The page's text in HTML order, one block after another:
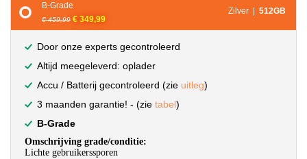
B-Grade
€ 459,99 € 349,99
Zilver | 512GB
Door onze experts gecontroleerd
Altijd meegeleverd: oplader
Accu / Batterij gecontroleerd (zie uitleg)
3 maanden garantie! - (zie tabel)
B-Grade
Omschrijving grade/conditie:
Lichte gebruikerssporen